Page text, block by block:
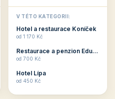
jsou pro Vás připraveny
objekty, které mají
zkušenosti pořádat i
menší firemní akce a
ob...
V TÉTO KATEGORII:
Hotel a restaurace Koníček
od 1 170 Kč
Restaurace a penzion Eduard
od 700 Kč
Hotel Lípa
od 450 Kč